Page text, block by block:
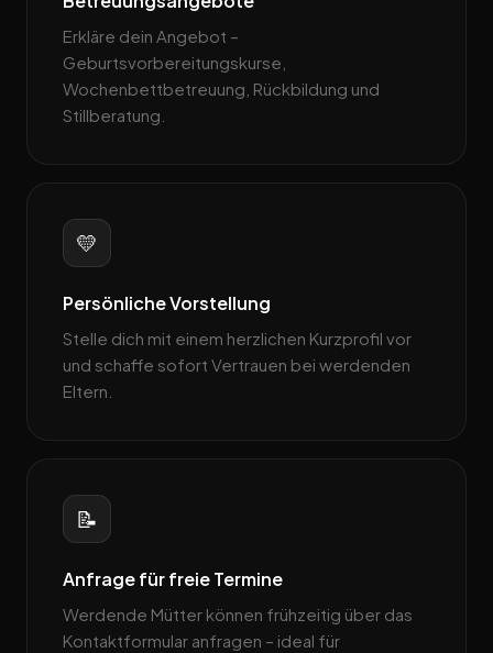
Erkläre dein Angebot –
Geburtsvorbereitungskurse,
Wochenbettbetreuung, Rückbildung und
Stillberatung.
💛
Persönliche Vorstellung
Stelle dich mit einem herzlichen Kurzprofil vor
und schaffe sofort Vertrauen bei werdenden
Eltern.
📝
Anfrage für freie Termine
Werdende Mütter können frühzeitig über das
Kontaktformular anfragen – ideal für